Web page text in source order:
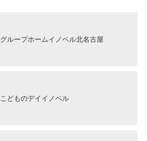
グループホームイノベル北名古屋
こどものデイイノベル